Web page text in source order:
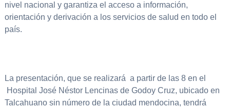
nivel nacional y garantiza el acceso a información,
orientación y derivación a los servicios de salud en todo el
país.
La presentación, que se realizará a partir de las 8 en el
Hospital José Néstor Lencinas de Godoy Cruz, ubicado en
Talcahuano sin número de la ciudad mendocina, tendrá